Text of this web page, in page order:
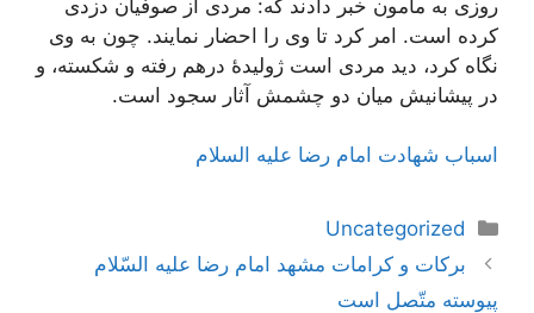
روزی‌ به‌ مأمون‌ خبر دادند كه‌: مردی‌ از صوفیان‌ دزدی‌
كرده‌ است‌. امر كرد تا وی‌ را احضار نمایند. چون‌ به‌ وی‌
نگاه‌ كرد، دید مردی‌ است‌ ژولیدۀ درهم‌ رفته‌ و شكسته‌، و
در پیشانیش‌ میان‌ دو چشمش‌ آثار سجود است‌.
اسباب شهادت امام رضا علیه السلام
دسته‌ها
Uncategorized
ناوبریبركات‌ و كرامات‌ مشهد امام‌ رضا عليه‌ السّلام‌
پيوسته‌ متّصل‌ است‌